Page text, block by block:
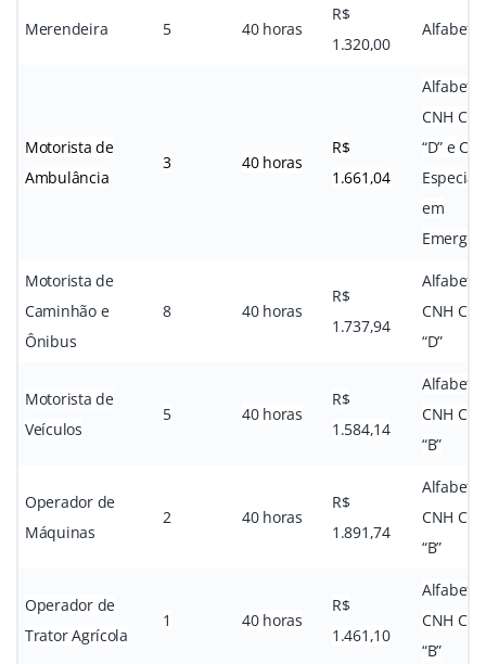
Merendeira 5 40 horas
R$
1.320,00
Motorista de
Ambulância
3 40 horas
R$
1.661,04
CNH
“D” e
em
Motorista de
Caminhão e
Ônibus
8 40 horas
R$
1.737,94
CNH
“D”
Motorista de
Veículos
5 40 horas
R$
1.584,14
CNH
“B”
Operador de
Máquinas
2 40 horas
R$
1.891,74
CNH
“B”
Operador de
Trator Agrícola
1 40 horas
R$
1.461,10
CNH
“B”